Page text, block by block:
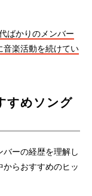
ばかりのメンバー
音楽活動を続けてい
すめソング
ーの経歴を理解し
らおすすめのヒッ